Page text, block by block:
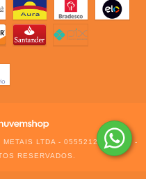
METAIS LTDA - 05552129000126 -
RESERVADOS.